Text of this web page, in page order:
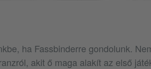
ha Fassbinderre gondolunk.
akit ő maga alakít az első